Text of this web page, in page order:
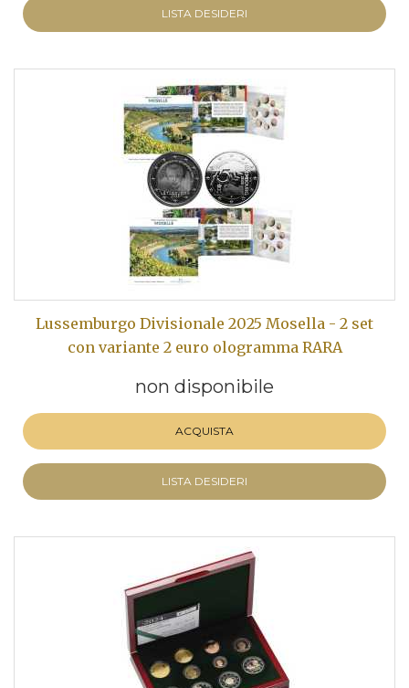
LISTA DESIDERI
Lussemburgo Divisionale 2025 Mosella - 2 set
con variante 2 euro ologramma RARA
non disponibile
ACQUISTA
LISTA DESIDERI